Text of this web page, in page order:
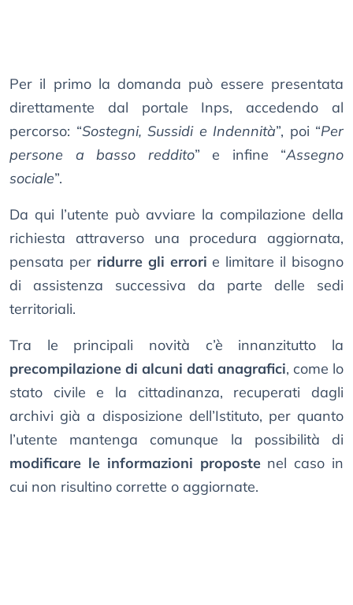
Per il primo la domanda può essere presentata
direttamente dal portale Inps, accedendo al
percorso: “Sostegni, Sussidi e Indennità”, poi “Per
persone a basso reddito” e infine “Assegno
sociale”.
Da qui l’utente può avviare la compilazione della
richiesta attraverso una procedura aggiornata,
pensata per ridurre gli errori e limitare il bisogno
di assistenza successiva da parte delle sedi
territoriali.
Tra le principali novità c’è innanzitutto la
precompilazione di alcuni dati anagrafici, come lo
stato civile e la cittadinanza, recuperati dagli
archivi già a disposizione dell’Istituto, per quanto
l’utente mantenga comunque la possibilità di
modificare le informazioni propostenel caso in
cui non risultino corrette o aggiornate.